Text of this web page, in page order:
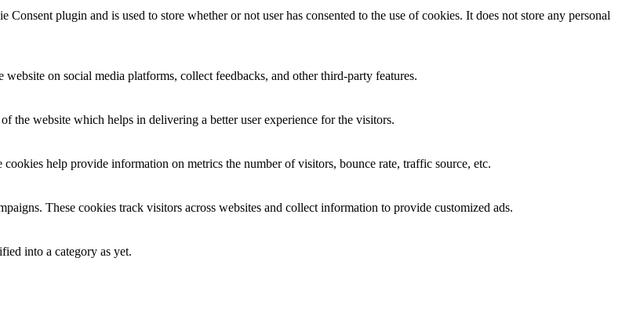
plugin and is used to store whether or not user has consented to the use of cookies. It does not store any personal
on social media platforms, collect feedbacks, and other third-party features.
the website which helps in delivering a better user experience for the visitors.
help provide information on metrics the number of visitors, bounce rate, traffic source, etc.
These cookies track visitors across websites and collect information to provide customized ads.
into a category as yet.